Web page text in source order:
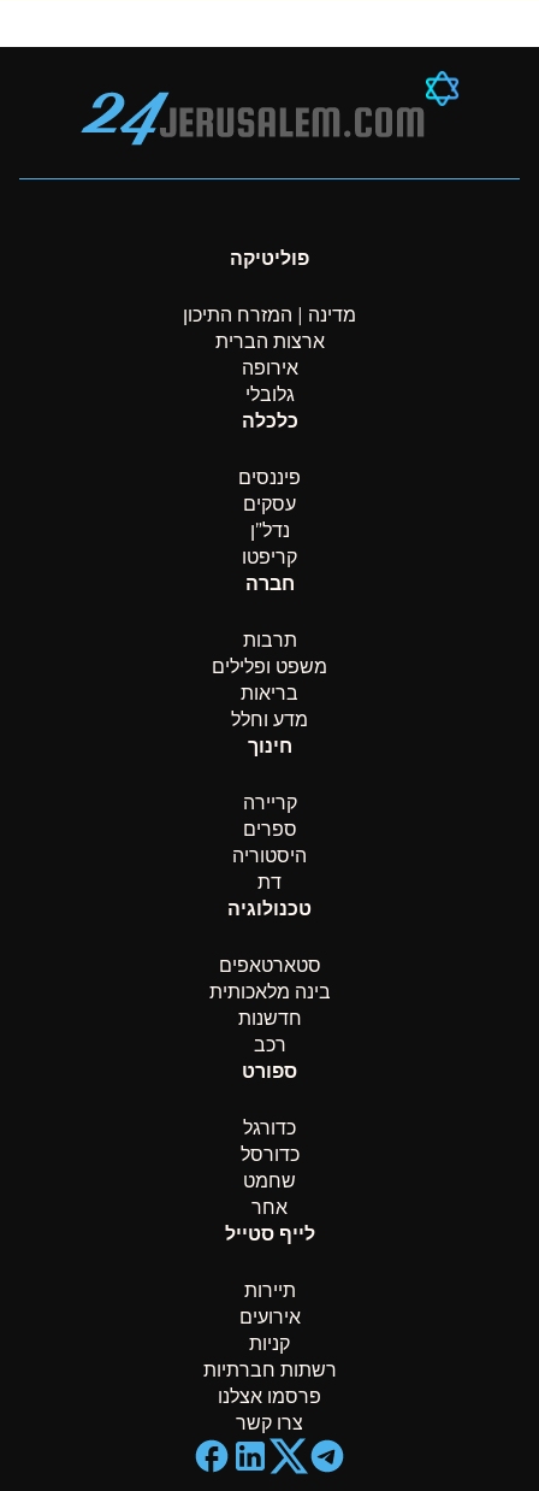
פוליטיקה
מדינה | המזרח התיכון
ארצות הברית
אירופה
גלובלי
כלכלה
פיננסים
עסקים
נדל”ן
קריפטו
חברה
תרבות
משפט ופלילים
בריאות
מדע וחלל
חינוך
קריירה
ספרים
היסטוריה
דת
טכנולוגיה
סטארטאפים
בינה מלאכותית
חדשנות
רכב
ספורט
כדורגל
כדורסל
שחמט
אחר
לייף סטייל
תיירות
אירועים
קניות
רשתות חברתיות
פרסמו אצלנו
צרו קשר